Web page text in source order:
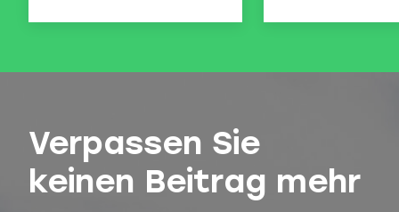
Verpassen Sie
keinen Beitrag mehr